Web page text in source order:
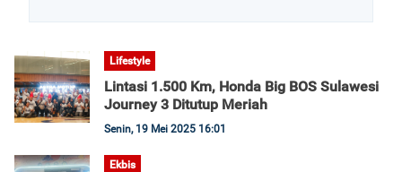
Lifestyle
Lintasi 1.500 Km, Honda Big BOS Sulawesi
Journey 3 Ditutup Meriah
Senin, 19 Mei 2025 16:01
Ekbis